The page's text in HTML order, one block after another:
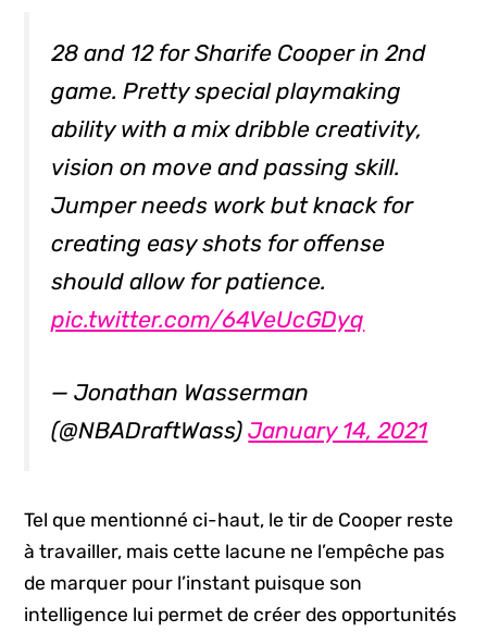
28 and 12 for Sharife Cooper in 2nd
game. Pretty special playmaking
ability with a mix dribble creativity,
vision on move and passing skill.
Jumper needs work but knack for
creating easy shots for offense
should allow for patience.
pic.twitter.com/64VeUcGDyq
— Jonathan Wasserman
(@NBADraftWass)January 14, 2021
Tel que mentionné ci-haut, le tir de Cooper reste
à travailler, mais cette lacune ne l’empêche pas
de marquer pour l’instant puisque son
intelligence lui permet de créer des opportunités